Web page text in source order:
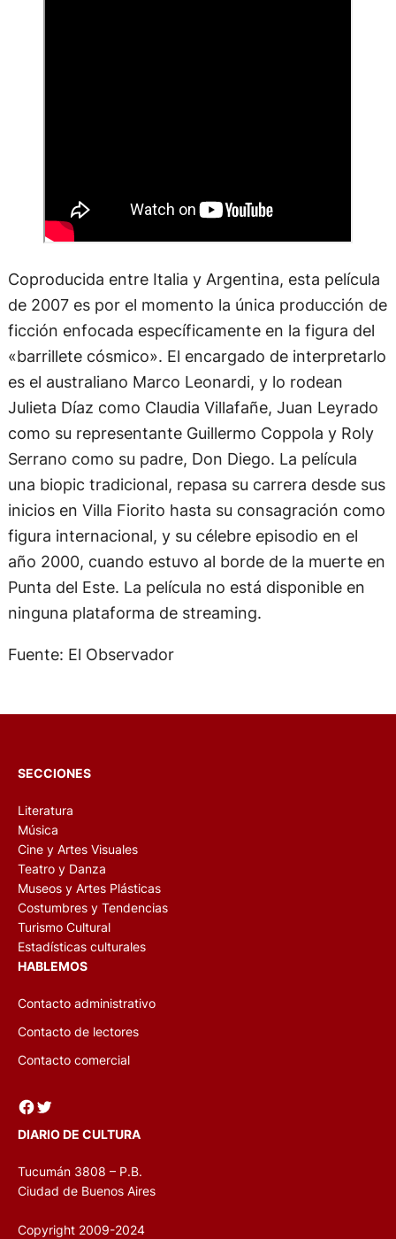
Coproducida entre Italia y Argentina, esta película
de 2007 es por el momento la única producción de
ficción enfocada específicamente en la figura del
«barrillete cósmico». El encargado de interpretarlo
es el australiano Marco Leonardi, y lo rodean
Julieta Díaz como Claudia Villafañe, Juan Leyrado
como su representante Guillermo Coppola y Roly
Serrano como su padre, Don Diego. La película
una biopic tradicional, repasa su carrera desde sus
inicios en Villa Fiorito hasta su consagración como
figura internacional, y su célebre episodio en el
año 2000, cuando estuvo al borde de la muerte en
Punta del Este. La película no está disponible en
ninguna plataforma de streaming.
Fuente: El Observador
SECCIONES
Literatura
Música
Cine y Artes Visuales
Teatro y Danza
Museos y Artes Plásticas
Costumbres y Tendencias
Turismo Cultural
Estadísticas culturales
HABLEMOS
Contacto administrativo
Contacto de lectores
Contacto comercial
Facebook Twitter
DIARIO DE CULTURA
Tucumán 3808 – P.B.
Ciudad de Buenos Aires
Copyright 2009-2024